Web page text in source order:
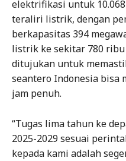
elektrifikasi untuk
teraliri listrik, dengan
berkapasitas 394
listrik ke sekitar 780
ditujukan untuk
seantero Indonesia bisa
jam penuh.
“Tugas lima tahun ke
2025-2029 sesuai
kepada kami adalah